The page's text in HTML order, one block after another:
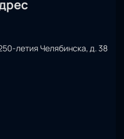
с семьей или
свои билеты прямо
станьте свидетелем
на Ледовой Арене
летия Челябинска, д. 38